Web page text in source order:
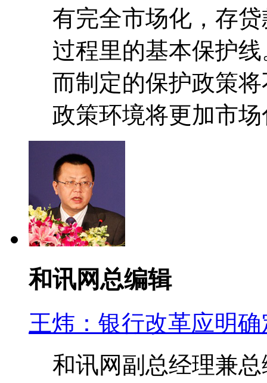
有完全市场化，存
过程里的基本保护
而制定的保护政策
政策环境将更加市
和讯网总编辑
王炜：银行改革应明
和讯网副总经理兼